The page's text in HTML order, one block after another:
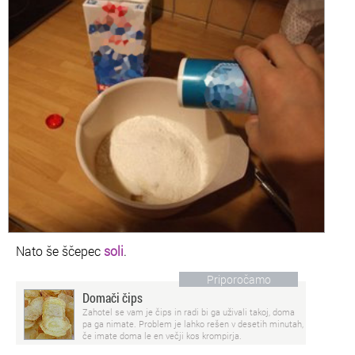
Nato še ščepec soli.
Priporočamo
Domači čips
Zahotel se vam je čips in radi bi ga uživali takoj, doma
pa ga nimate. Problem je lahko rešen v desetih minutah,
če imate doma le en večji kos krompirja.